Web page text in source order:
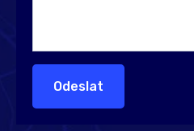
Odeslat